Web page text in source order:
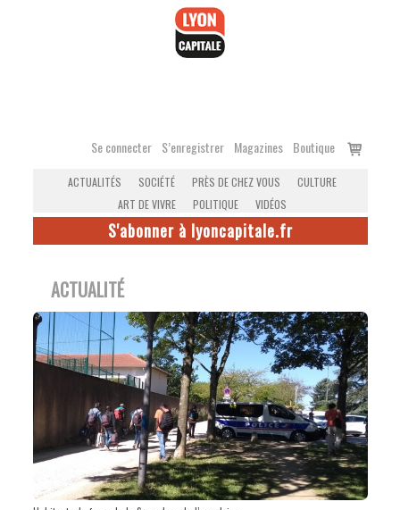
Se connecter S’enregistrer Magazines Boutique
Voir
ACTUALITÉS SOCIÉTÉ PRÈS DE CHEZ VOUS
CULTURE
ART DE VIVRE
POLITIQUE VIDÉOS
S'abonner à lyoncapitale.fr
ACTUALITÉ